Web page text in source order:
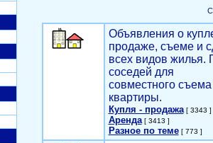
Объявления о
продаже, съеме и
всех видов жилья.
соседей для
совместного съема
квартиры.
Купля - продажа[ 3343 ]
Аренда[ 3413 ]
Разное по теме[ 773 ]